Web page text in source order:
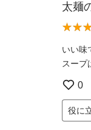
太麺
いい味
スープ
0
役に